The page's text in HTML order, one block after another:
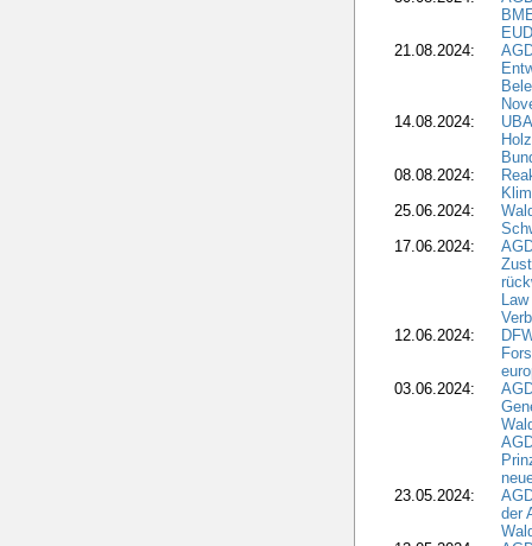
21.08.2024:
14.08.2024:
08.08.2024:
25.06.2024:
17.06.2024:
12.06.2024:
03.06.2024:
23.05.2024:
der